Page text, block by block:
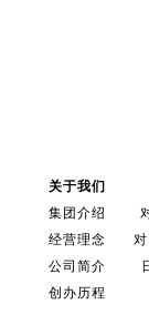
关于我们
集团介绍
经营理念
公司简介
创办历程